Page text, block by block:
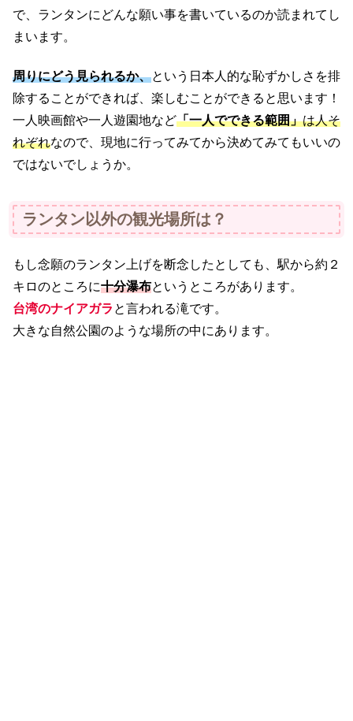
で、ランタンにどんな願い事を書いているのか読まれてし
まいます。
周りにどう見られるか、という日本人的な恥ずかしさを排
除することができれば、楽しむことができると思います！
一人映画館や一人遊園地など「一人でできる範囲」は人そ
れぞれなので、現地に行ってみてから決めてみてもいいの
ではないでしょうか。
ランタン以外の観光場所は？
もし念願のランタン上げを断念したとしても、駅から約２
キロのところに十分瀑布というところがあります。
台湾のナイアガラ と言われる滝です。
大きな自然公園のような場所の中にあります。